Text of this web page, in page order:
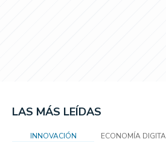
LAS MÁS LEÍDAS
INNOVACIÓN ECONOMÍA